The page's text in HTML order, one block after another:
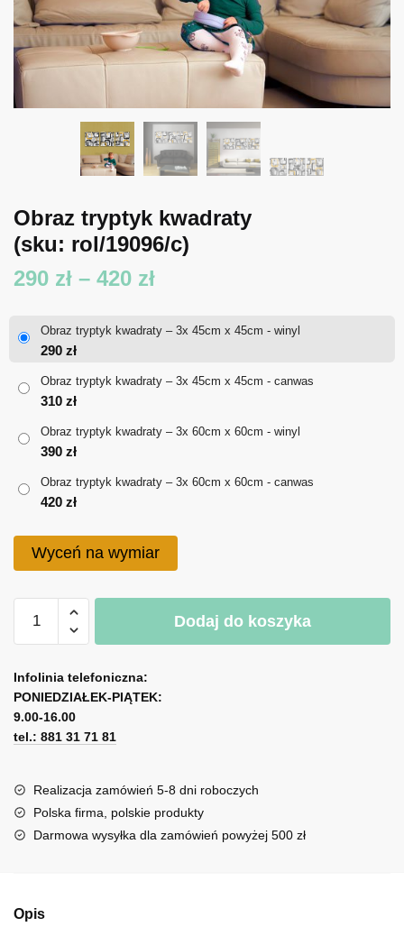
Obraz tryptyk kwadraty
(sku: rol/19096/c)
290 zł – 420 złZakres
od
290 zł
Obraz tryptyk kwadraty – 3x 45cm x 45cm - winyl
290 zł
Obraz tryptyk kwadraty – 3x 45cm x 45cm - canwas
310 zł
Obraz tryptyk kwadraty – 3x 60cm x 60cm - winyl
390 zł
Obraz tryptyk kwadraty – 3x 60cm x 60cm - canwas
420 zł
Wyceń na wymiar
Obraz
kwadraty
Dodaj do koszyka
l
t
e
r
a
t
i
Infolinia telefoniczna:
PONIEDZIAŁEK-PIĄTEK:
9.00-16.00
tel.: 881 31 71 81
Realizacja zamówień 5-8 dni roboczych
Polska firma, polskie produkty
Darmowa wysyłka dla zamówień powyżej 500 zł
Opis